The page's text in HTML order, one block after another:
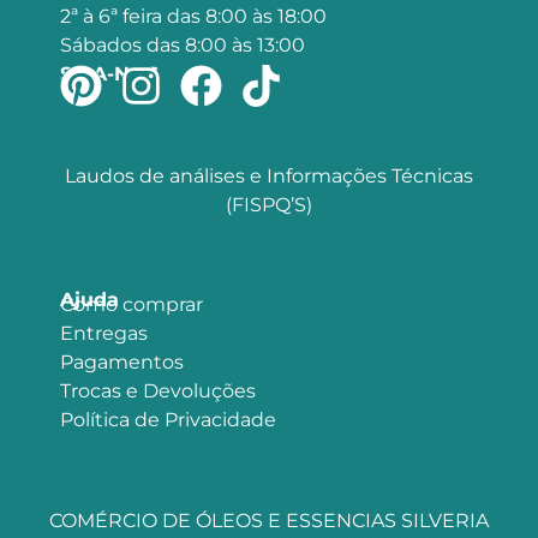
2ª à 6ª feira das 8:00 às 18:00
Sábados das 8:00 às 13:00
SIGA-NOS
Laudos de análises e Informações Técnicas
(FISPQ’S)
Ajuda
Como comprar
Entregas
Pagamentos
Trocas e Devoluções
Política de Privacidade
COMÉRCIO DE ÓLEOS E ESSENCIAS SILVERIA